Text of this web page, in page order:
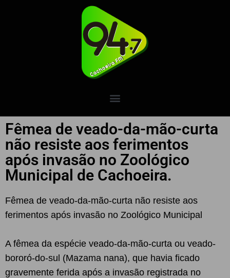
Fêmea de veado-da-mão-curta
não resiste aos ferimentos
após invasão no Zoológico
Municipal de Cachoeira.
Fêmea de veado-da-mão-curta não resiste aos
ferimentos após invasão no Zoológico Municipal
A fêmea da espécie veado-da-mão-curta ou veado-
bororó-do-sul (Mazama nana), que havia ficado
gravemente ferida após a invasão registrada no